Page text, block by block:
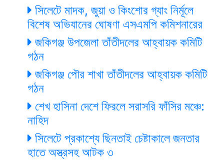
সিলেটে মাদক, জুয়া ও কিংশোর গ্যাং নির্মূলে
বিশেষ অভিযানের ঘোষণা এসএমপি কমিশনারের
জকিগঞ্জ উপজেলা তাঁতীদলের আহ্বায়ক কমিটি
গঠন
জকিগঞ্জ পৌর শাখা তাঁতীদলের আহ্বায়ক কমিটি
গঠন
শেখ হাসিনা দেশে ফিরলে সরাসরি ফাঁসির মঞ্চে:
নাহিদ
সিলেটে প্রকাশ্যে ছিনতাই চেষ্টাকালে জনতার
হাতে অস্ত্রসহ আটক ৩